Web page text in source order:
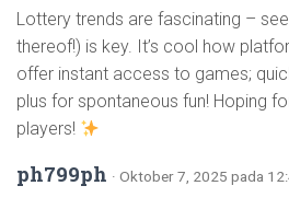
Lottery trends are fascinating –
thereof!) is key. It’s cool how
offer instant access to games;
plus for spontaneous fun! Hoping
players!
ph799ph · Oktober 7, 2025 pada